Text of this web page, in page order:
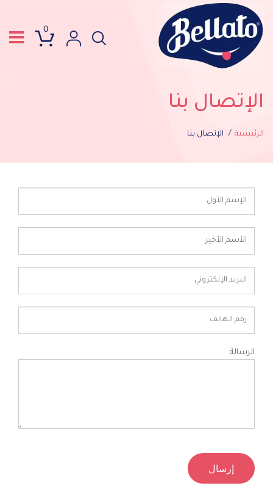
0
الإتصال بنا
الرئيسية الإتصال بنا
الرسالة